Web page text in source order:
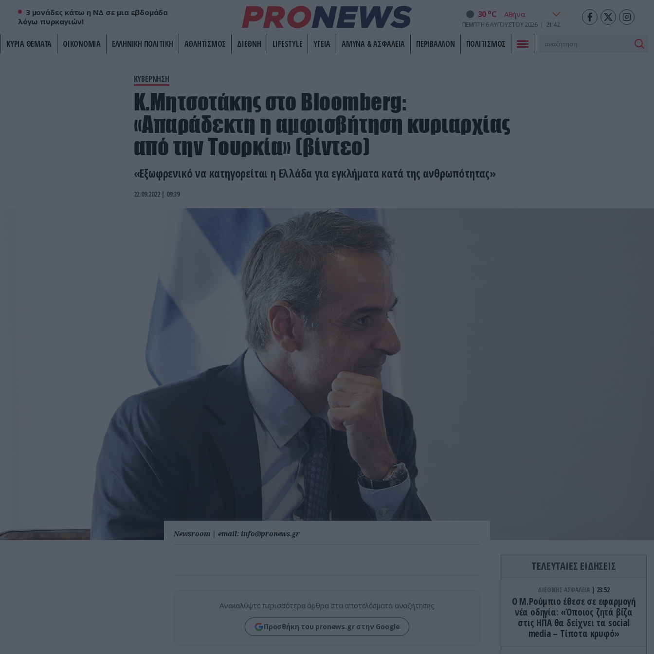
3 μονάδες κάτω η ΝΔ σε μια εβδομάδα
λόγω πυρκαγιών!
30 oC
ΠΈΜΠΤΗ 6ΑΥΓΟΎΣΤΟΥ 2026 21:42
ΚΥΡΙΑ ΘΕΜΑΤΑ ΟΙΚΟΝΟΜΙΑ ΕΛΛΗΝΙΚΗ ΠΟΛΙΤΙΚΗ ΑΘΛΗΤΙΣΜΟΣ ΔΙΕΘΝΗ LIFESTYLE ΥΓΕΙΑ ΑΜΥΝΑ & ΑΣΦΑΛΕΙΑ ΠΕΡΙΒΑΛΛΟΝ ΠΟΛΙΤΙΣΜΟΣ
ΚΥΒΕΡΝΗΣΗ
Κ.Μητσοτάκης στο Bloomberg:
«Απαράδεκτη η αμφισβήτηση κυριαρχίας
από την Τουρκία» (βίντεο)
«Εξωφρενικό να κατηγορείται η Ελλάδα για εγκλήματα κατά της ανθρωπότητας»
22.09.2022 | 09:39
Newsroom | email: info@pronews.gr
Ανακαλύψτε περισσότερα άρθρα στα αποτελέσματα αναζήτησης
Προσθήκη του pronews.gr στην Google
ΤΕΛΕΥΤΑΙΕΣ ΕΙΔΗΣΕΙΣ
ΔΙΕΘΝΗΣ ΑΣΦΑΛΕΙΑ 23:52
Ο Μ.Ρούμπιο έθεσε σε εφαρμογή
νέα οδηγία: «Όποιος ζητά βίζα
στις ΗΠΑ θα δείχνει τα social
media – Τίποτα κρυφό»